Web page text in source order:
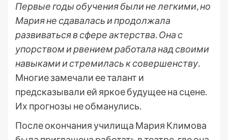
Первые годы обучения были не легкими, но
Мария не сдавалась и продолжала
развиваться в сфере актерства. Она с
упорством и рвением работала над своими
навыками и стремилась к совершенству.
Многие замечали ее талант и
предсказывали ей яркое будущее на сцене.
Их прогнозы не обманулись.
После окончания училища Мария Климова